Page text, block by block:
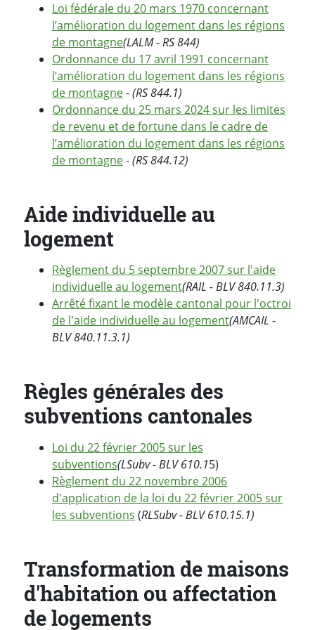
Loi fédérale du 20 mars 1970 concernant
l’amélioration du logement dans les régions
de montagne(LALM - RS 844)
Ordonnance du 17 avril 1991 concernant
l’amélioration du logement dans les régions
de montagne-(RS 844.1)
Ordonnance du 25 mars 2024 sur les limites
de revenu et de fortune dans le cadre de
l’amélioration du logement dans les régions
de montagne-(RS 844.12)
Aide individuelle au
logement
Règlement du 5 septembre 2007 sur l'aide
individuelle au logement(RAIL - BLV 840.11.3)
Arrêté fixant le modèle cantonal pour l'octroi
de l'aide individuelle au logement(AMCAIL -
BLV 840.11.3.1)
Règles générales des
subventions cantonales
Loi du 22 février 2005 sur les
subventions(LSubv - BLV 610.15)
Règlement du 22 novembre 2006
d'application de la loi du 22 février 2005 sur
les subventions (RLSubv - BLV 610.15.1)
Transformation de maisons
d'habitation ou affectation
de logements